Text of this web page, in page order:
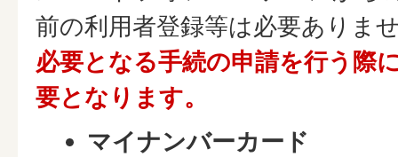
前の利用者登録等は必要ありま
必要となる手続の申請を行う際
要となります。
マイナンバーカード